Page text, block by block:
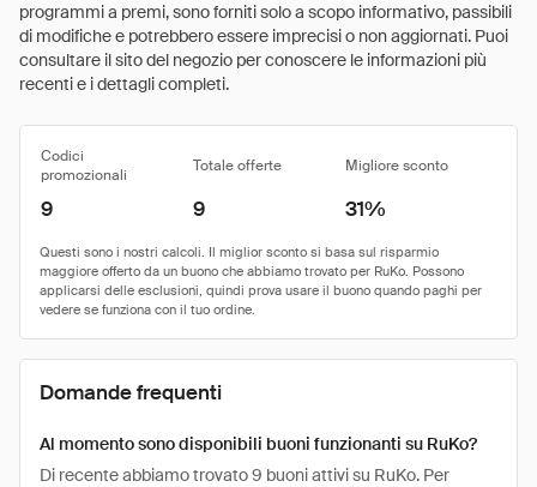
programmi a premi, sono forniti solo a scopo informativo, passibili
di modifiche e potrebbero essere imprecisi o non aggiornati. Puoi
consultare il sito del negozio per conoscere le informazioni più
recenti e i dettagli completi.
Codici
promozionali
Totale offerte Migliore sconto
9 9 31%
Domande frequenti
Al momento sono disponibili buoni funzionanti su RuKo?
Di recente abbiamo trovato 9 buoni attivi su RuKo. Per